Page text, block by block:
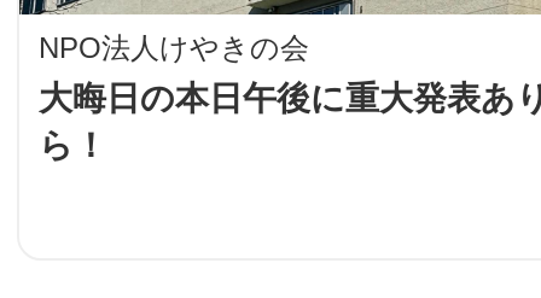
NPO法人けやきの会
大晦日の本日午後に重大発表あ
ら！
LINE
地域に導入を